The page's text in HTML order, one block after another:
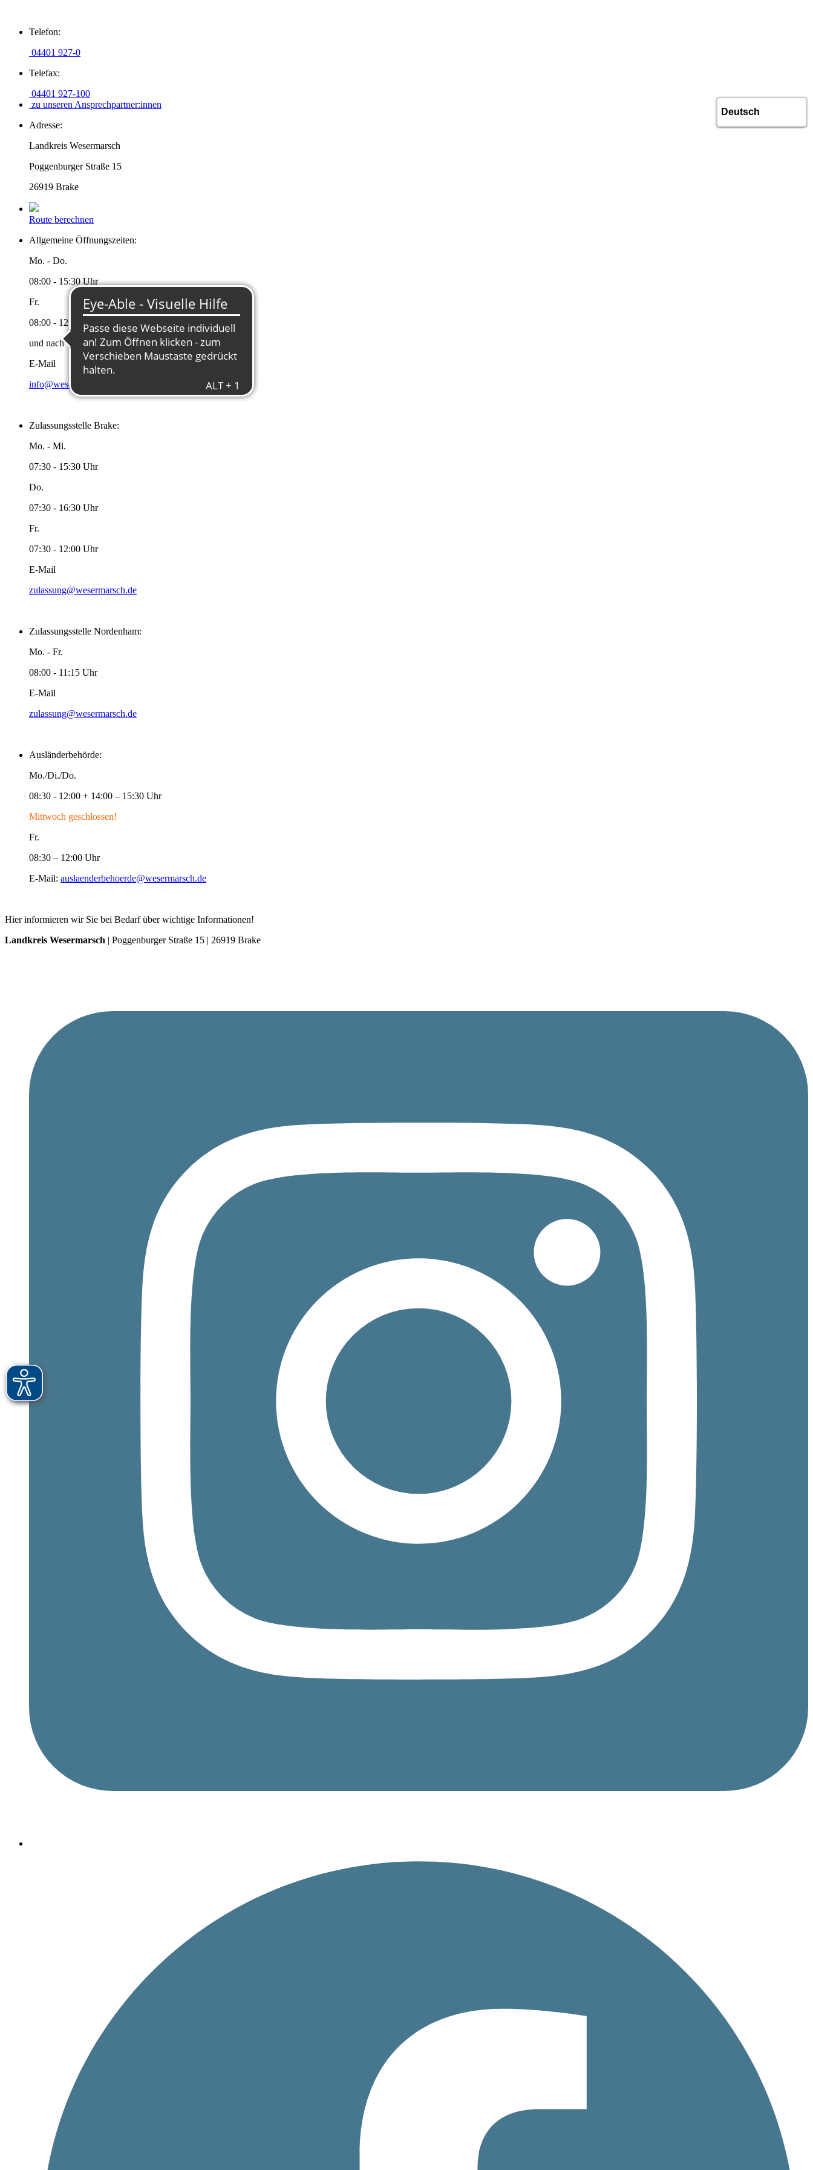
Inhalt
Telefon:
04401 927-0
Telefax:
04401 927-100
zu unseren Ansprechpartner:innen
Adresse:
Landkreis Wesermarsch
Poggenburger Straße 15
26919 Brake
Route berechnen
Allgemeine Öffnungszeiten:
Mo. - Do.
08:00 - 15:30 Uhr
Fr.
08:00 - 12:00 Uhr
und nach Vereinbarung
E-Mail
info@wesermarsch.de
Zulassungsstelle Brake:
Mo. - Mi.
07:30 - 15:30 Uhr
Do.
07:30 - 16:30 Uhr
Fr.
07:30 - 12:00 Uhr
E-Mail
zulassung@wesermarsch.de
Zulassungsstelle Nordenham:
Mo. - Fr.
08:00 - 11:15 Uhr
E-Mail
zulassung@wesermarsch.de
Ausländerbehörde:
Mo./Di./Do.
08:30 - 12:00 + 14:00 – 15:30 Uhr
Mittwoch geschlossen!
Fr.
08:30 – 12:00 Uhr
E-Mail: auslaenderbehoerde@wesermarsch.de
Hier informieren wir Sie bei Bedarf über wichtige Informationen!
Landkreis Wesermarsch | Poggenburger Straße 15 | 26919 Brake